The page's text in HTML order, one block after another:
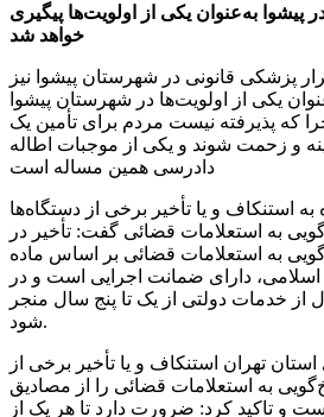
پیشوا به‌عنوان یکی از اولویت‌ها پیگیری
خواهد شد
پزشکی قانونی در شهرستان پیشوا نیز
یکی از اولویت‌ها در شهرستان پیشوا
که پذیرفته نیست مردم برای تأمین یک
و زحمت شوند و یکی از موجبات اطاله
دادرسی همین مساله است
به استنکاف و یا تأخیر برخی از دستگاه‌ها
به استعلامات قضائی گفت: تأخیر در
به استعلامات قضائی بر اساس ماده
اسلامی، دارای ضمانت اجرایی است و در
از خدمات دولتی از یک تا پنج سال منجر
شود.
تهران استنکاف و یا تأخیر برخی از
به استعلامات قضائی را از مصادیق
و تاکید کرد: ضرورت دارد تا هر یک از